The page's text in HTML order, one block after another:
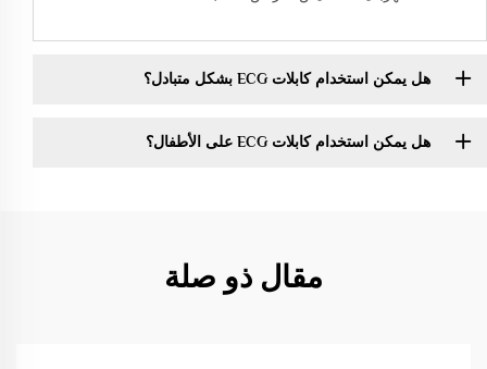
هل يمكن استخدام كابلات ECG بشكل متبادل؟
هل يمكن استخدام كابلات ECG على الأطفال؟
مقال ذو صلة